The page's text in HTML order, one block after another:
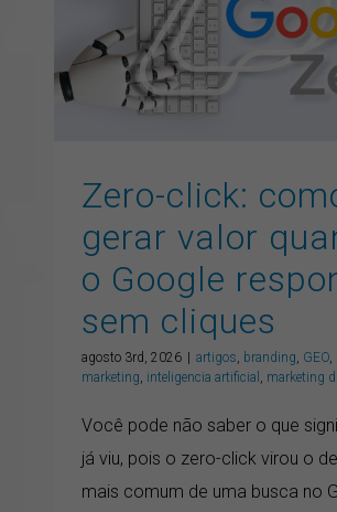
responde sem
artigos branding GEO inbound marketing
artificial marketing digital SEO
Zero-click:
gerar valor
o Google
sem cliques
agosto 3rd, 2026 artigos, branding, GEO,
marketing, inteligencia artificial , marketing
Você pode não saber o que
já viu, pois o zero-click virou o
mais comum de uma busca no